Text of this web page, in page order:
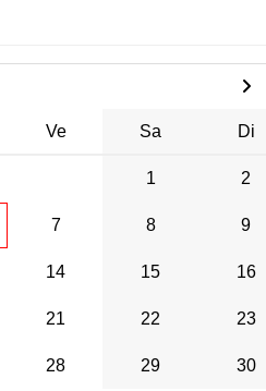
Ve Sa Di
1 2
7 8 9
14 15 16
21 22 23
28 29 30